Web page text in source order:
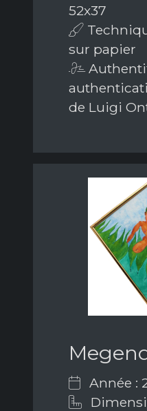
52x37
sur papier
de Luigi
Année :